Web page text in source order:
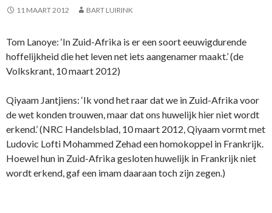
11 MAART 2012 BART LUIRINK
Tom Lanoye: ‘In Zuid-Afrika is er een soort eeuwigdurende
hoffelijkheid die het leven net iets aangenamer maakt.’ (de
Volkskrant, 10 maart 2012)
Qiyaam Jantjiens: ‘Ik vond het raar dat we in Zuid-Afrika voor
de wet konden trouwen, maar dat ons huwelijk hier niet wordt
erkend.’ (NRC Handelsblad, 10 maart 2012, Qiyaam vormt met
Ludovic Lofti Mohammed Zehad een homokoppel in Frankrijk.
Hoewel hun in Zuid-Afrika gesloten huwelijk in Frankrijk niet
wordt erkend, gaf een imam daaraan toch zijn zegen.)